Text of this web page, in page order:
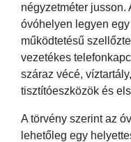
négyzetméter jusson.
óvóhelyen legyen
működtetésű
vezetékes
száraz vécé,
tisztítóeszközök és
A törvény szerint az
lehetőleg egy